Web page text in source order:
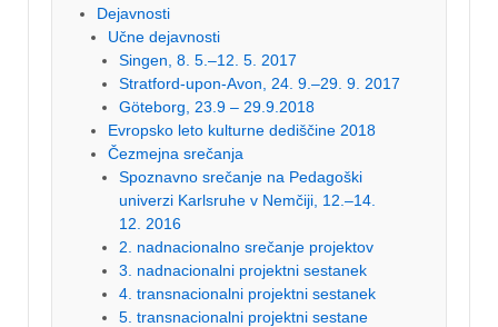
Dejavnosti
Učne dejavnosti
Singen, 8. 5.–12. 5. 2017
Stratford-upon-Avon, 24. 9.–29. 9. 2017
Göteborg, 23.9 – 29.9.2018
Evropsko leto kulturne dediščine 2018
Čezmejna srečanja
Spoznavno srečanje na Pedagoški
univerzi Karlsruhe v Nemčiji, 12.–14.
12. 2016
2. nadnacionalno srečanje projektov
3. nadnacionalni projektni sestanek
4. transnacionalni projektni sestanek
5. transnacionalni projektni sestane